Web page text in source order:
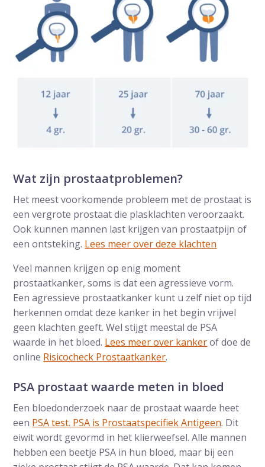
Wat zijn prostaatproblemen?
Het meest voorkomende probleem met de prostaat is
een vergrote prostaat die plasklachten veroorzaakt.
Ook kunnen mannen last krijgen van prostaatpijn of
een ontsteking. Lees meer over deze klachten
Veel mannen krijgen op enig moment
prostaatkanker, soms is dat een agressieve vorm.
Een agressieve prostaatkanker kunt u zelf niet op tijd
herkennen omdat deze kanker in het begin vrijwel
geen klachten geeft. Wel stijgt meestal de PSA
waarde in het bloed. Lees meer over kankerof doe de
online Risicocheck Prostaatkanker.
PSA prostaat waarde meten in bloed
Een bloedonderzoek naar de prostaat waarde heet
een PSA test. PSA is Prostaatspecifiek Antigeen. Dit
eiwit wordt gevormd in het klierweefsel. Alle mannen
hebben een beetje PSA in hun bloed, maar bij een